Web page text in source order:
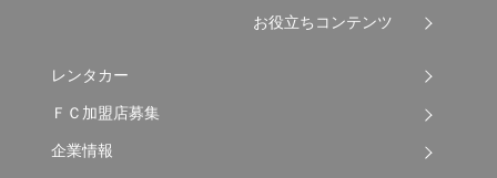
お役立ちコンテンツ
レンタカー
ＦＣ加盟店募集
企業情報